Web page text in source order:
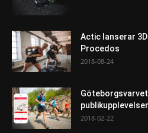
Actic lanserar
Procedos
2018-08-24
2018-02-22